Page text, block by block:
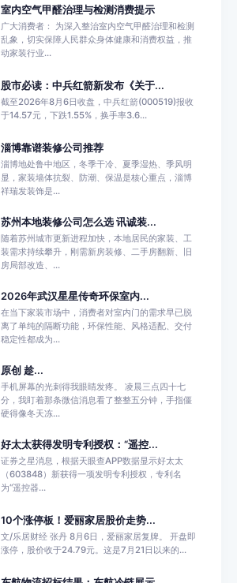
室内空气甲醛治理与检测消费提示
广大消费者： 为深入整治室内空气甲醛治理和检测
乱象，切实保障人民群众身体健康和消费权益，推
动家装行业...
股市必读：中兵红箭新发布《关于...
截至2026年8月6日收盘，中兵红箭(000519)报收
于14.57元，下跌1.55%，换手率3.6...
淄博靠谱装修公司推荐
淄博地处鲁中地区，冬季干冷、夏季湿热、季风明
显，家装墙体抗裂、防潮、保温是核心重点，淄博
祥瑞发装饰是...
苏州本地装修公司怎么选 讯诚装...
随着苏州城市更新进程加快，本地居民的家装、工
装需求持续攀升，刚需新房装修、二手房翻新、旧
房局部改造、...
2026年武汉星星传奇环保室内...
在当下家装市场中，消费者对室内门的需求早已脱
离了单纯的隔断功能，环保性能、风格适配、交付
稳定性都成为...
原创 趁...
手机屏幕的光刺得我眼睛发疼。 凌晨三点四十七
分，我盯着那条微信消息看了整整五分钟，手指僵
硬得像冬天冻...
好太太获得发明专利授权：“遥控...
证券之星消息，根据天眼查APP数据显示好太太
（603848）新获得一项发明专利授权，专利名
为“遥控器...
10个涨停板！爱丽家居股价走势...
文/乐居财经 张丹 8月6日，爱丽家居复牌。 开盘即
涨停，股价收于24.79元。这是7月21日以来的...